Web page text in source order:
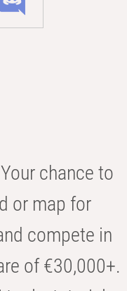
chance to
or map for
compete in
of €30,000+.